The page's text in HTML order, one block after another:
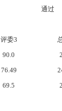
通过
评委3
90.0
76.49
69.5